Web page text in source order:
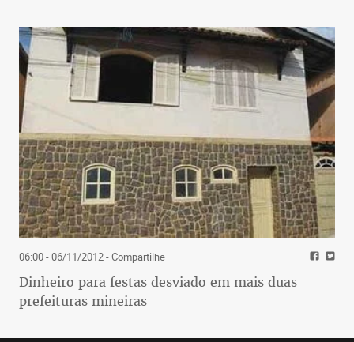
06:00 - 06/11/2012- Compartilhe
Dinheiro para festas desviado em mais duas
prefeituras mineiras